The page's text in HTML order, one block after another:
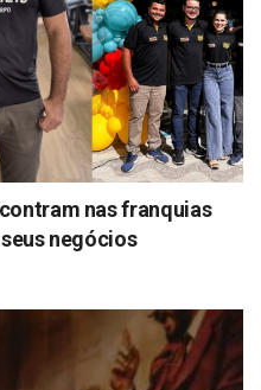
nas franquias
negócios